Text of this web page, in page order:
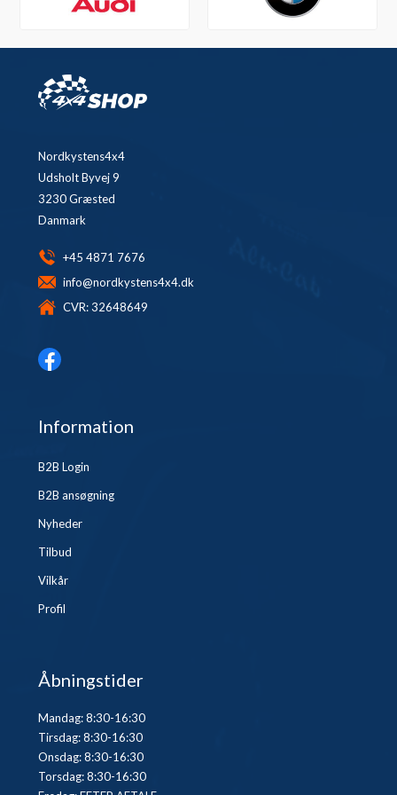
Nordkystens4x4
Udsholt Byvej 9
3230 Græsted
Danmark
+45 4871 7676
info@nordkystens4x4.dk
CVR: 32648649
Information
B2B Login
B2B ansøgning
Nyheder
Tilbud
Vilkår
Profil
Åbningstider
Mandag: 8:30-16:30
Tirsdag: 8:30-16:30
Onsdag: 8:30-16:30
Torsdag: 8:30-16:30